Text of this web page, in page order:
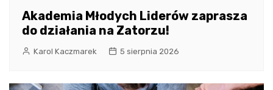
Akademia Młodych Liderów zaprasza
do działania na Zatorzu!
Karol Kaczmarek 5 sierpnia 2026